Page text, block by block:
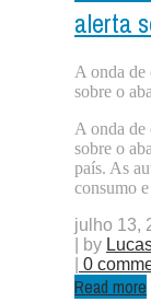
alerta
A onda de
sobre o
A onda de
sobre o
país. As
consumo
julho 13,
| by
0
Read more